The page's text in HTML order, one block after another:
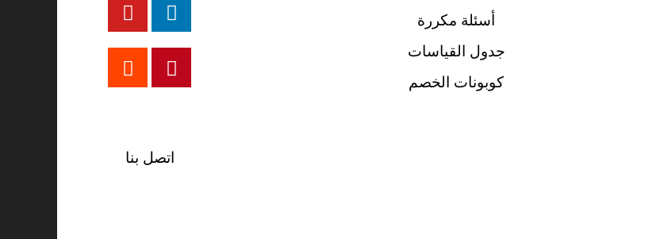
أسئلة مكررة
جدول القياسات
كوبونات الخصم
اتصل بنا